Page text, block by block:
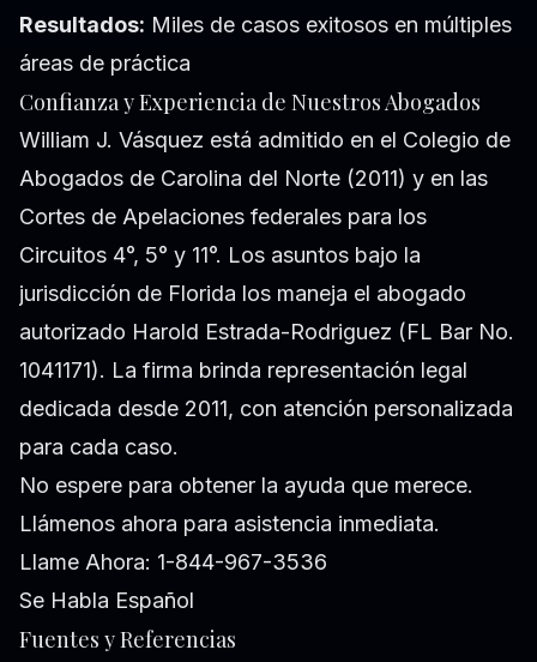
Resultados: Miles de casos exitosos en múltiples
áreas de práctica
Confianza y Experiencia de Nuestros Abogados
William J. Vásquez está admitido en el Colegio de
Abogados de Carolina del Norte (2011) y en las
Cortes de Apelaciones federales para los
Circuitos 4°, 5° y 11°. Los asuntos bajo la
jurisdicción de Florida los maneja el abogado
autorizado Harold Estrada-Rodriguez (FL Bar No.
1041171). La firma brinda representación legal
dedicada desde 2011, con atención personalizada
para cada caso.
No espere para obtener la ayuda que merece.
Llámenos ahora para asistencia inmediata.
Llame Ahora: 1-844-967-3536
Se Habla Español
Fuentes y Referencias